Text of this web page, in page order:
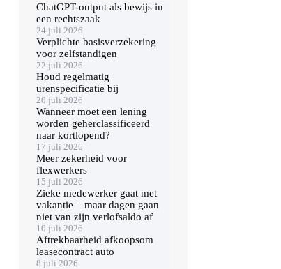
ChatGPT-output als bewijs in
een rechtszaak
24 juli 2026
Verplichte basisverzekering
voor zelfstandigen
22 juli 2026
Houd regelmatig
urenspecificatie bij
20 juli 2026
Wanneer moet een lening
worden geherclassificeerd
naar kortlopend?
17 juli 2026
Meer zekerheid voor
flexwerkers
15 juli 2026
Zieke medewerker gaat met
vakantie – maar dagen gaan
niet van zijn verlofsaldo af
10 juli 2026
Aftrekbaarheid afkoopsom
leasecontract auto
8 juli 2026